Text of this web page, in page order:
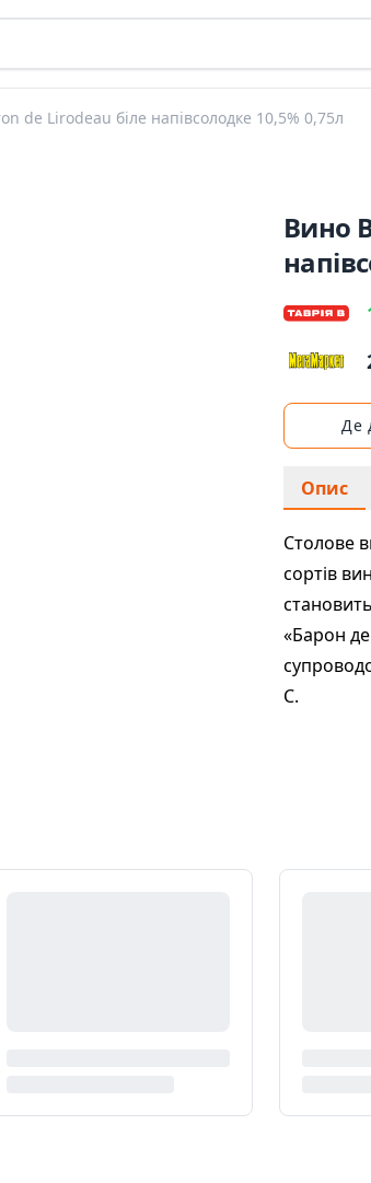
de Lirodeau біле напівсолодке 10,5% 0,75л
Вино
Де
Опис
Столове
сортів
«Барон
С.